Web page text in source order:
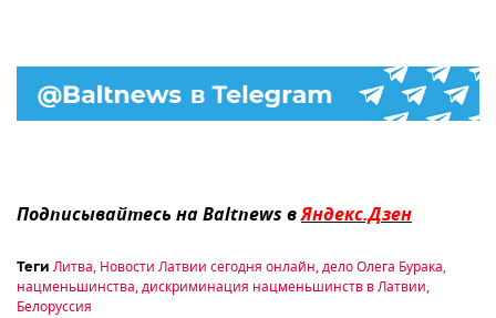
Подписывайтесь на Baltnews вЯндекс.Дзен
Теги Литва, Новости Латвии сегодня онлайн,дело Олега Бурака,
нацменьшинства,дискриминация нацменьшинств в Латвии,
Белоруссия